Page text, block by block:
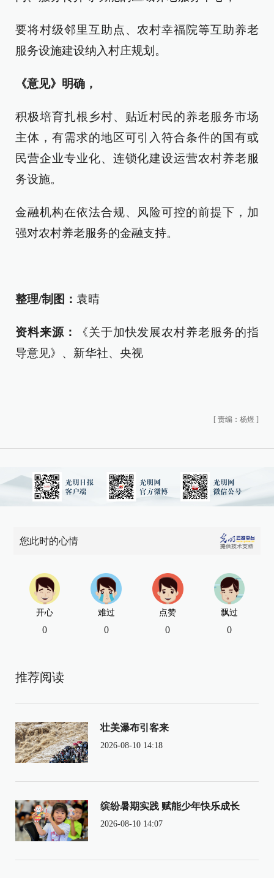
要将村级邻里互助点、农村幸福院等互助养老
服务设施建设纳入村庄规划。
《意见》明确，
积极培育扎根乡村、贴近村民的养老服务市场
主体，有需求的地区可引入符合条件的国有或
民营企业专业化、连锁化建设运营农村养老服
务设施。
金融机构在依法合规、风险可控的前提下，加
强对农村养老服务的金融支持。
整理/制图： 袁晴
资料来源：
《关于加快发展农村养老服务的指
导意见》、新华社、央视
[ 责编：杨煜 ]
您此时的心情
开心
0
难过
0
点赞
0
飘过
0
推荐阅读
壮美瀑布引客来
2026-08-10 14:18
缤纷暑期实践 赋能少年快乐成长
2026-08-10 14:07